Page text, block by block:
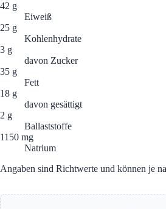
42 g
Eiweiß
25 g
Kohlenhydrate
3 g
davon Zucker
35 g
Fett
18 g
davon gesättigt
2 g
Ballaststoffe
1150 mg
Natrium
Angaben sind Richtwerte und können je